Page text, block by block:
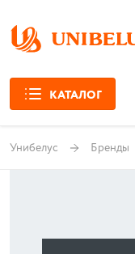
КАТАЛОГ
Унибелус Бренды